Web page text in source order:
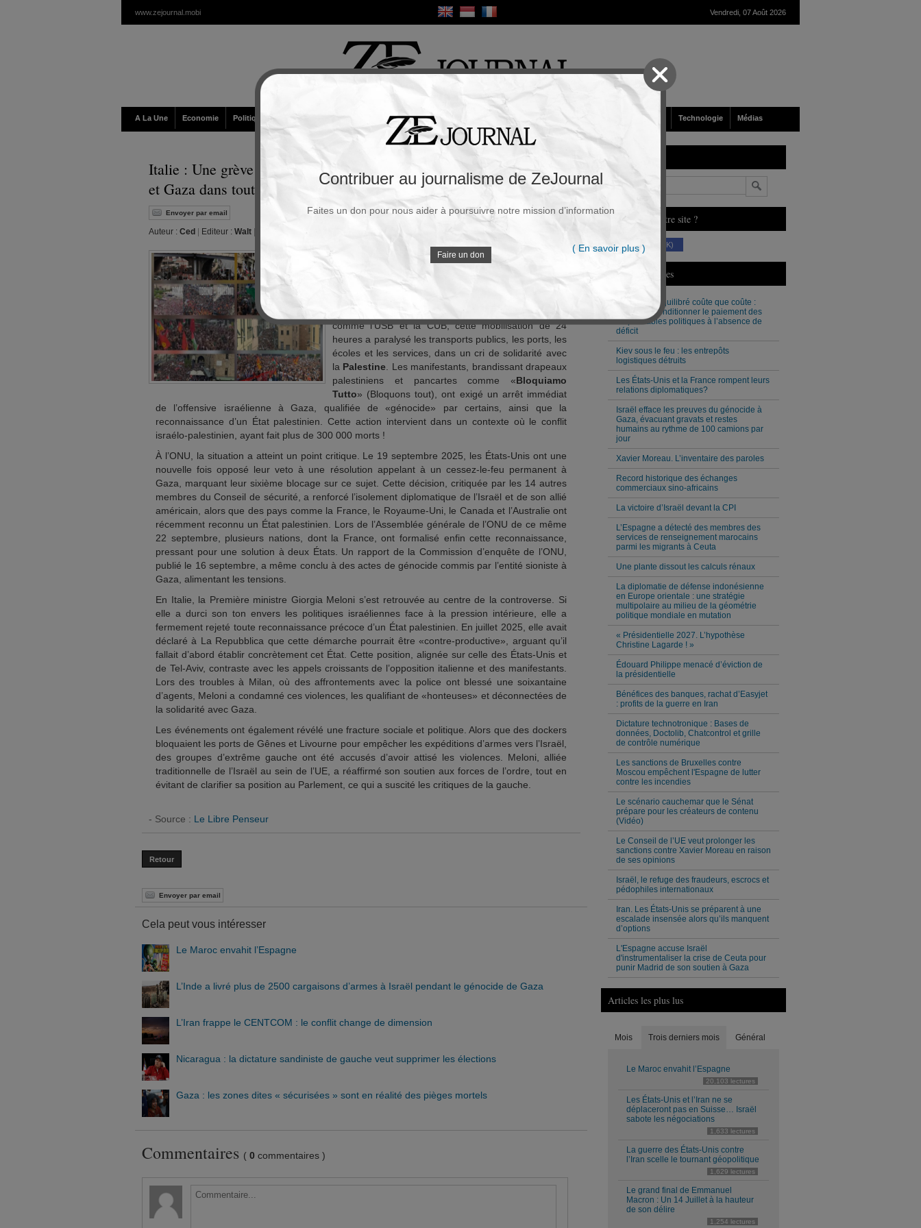
www.zejournal.mobi Vendredi, 07 Août 2026
A La Une Economie Politique / Géopolitique Religion Sport France / Europe Société Technologie Médias
Italie : Une grève historique et des manifs monstres pour la Palestine
et Gaza dans tout le pays
Envoyer par email Souscrire à la newsletter
Auteur : Ced Editeur : Walt
Le 22 septembre 2025, l’Italie a été le théâtre d’une
grève générale sans précédent et historique,
mobilisant des dizaines de milliers de travailleurs
par Bologne et Gênes. Organisée par des syndicats
comme l’USB et la CUB, cette mobilisation de 24
heures a paralysé les transports publics, les ports, les
écoles et les services, dans un cri de solidarité avec
la Palestine . Les manifestants, brandissant drapeaux
palestiniens et pancartes comme «Bloquiamo
Tutto» (Bloquons tout), ont exigé un arrêt immédiat
de l’offensive israélienne à Gaza, qualifiée de «génocide» par certains, ainsi que la
reconnaissance d’un État palestinien. Cette action intervient dans un contexte où le conflit
israélo-palestinien, ayant fait plus de 300 000 morts !
À l’ONU, la situation a atteint un point critique. Le 19 septembre 2025, les États-Unis ont une
nouvelle fois opposé leur veto à une résolution appelant à un cessez-le-feu permanent à
Gaza, marquant leur sixième blocage sur ce sujet. Cette décision, critiquée par les 14 autres
membres du Conseil de sécurité, a renforcé l’isolement diplomatique de l’Israël et de son allié
américain, alors que des pays comme la France, le Royaume-Uni, le Canada et l’Australie ont
récemment reconnu un État palestinien. Lors de l’Assemblée générale de l’ONU de ce même
22 septembre, plusieurs nations, dont la France, ont formalisé enfin cette reconnaissance,
pressant pour une solution à deux États. Un rapport de la Commission d’enquête de l’ONU,
publié le 16 septembre, a même conclu à des actes de génocide commis par l’entité sioniste à
Gaza, alimentant les tensions.
En Italie, la Première ministre Giorgia Meloni s’est retrouvée au centre de la controverse. Si
elle a durci son ton envers les politiques israéliennes face à la pression intérieure, elle a
fermement rejeté toute reconnaissance précoce d’un État palestinien. En juillet 2025, elle avait
déclaré à La Repubblica que cette démarche pourrait être «contre-productive», arguant qu’il
fallait d’abord établir concrètement cet État. Cette position, alignée sur celle des États-Unis et
de Tel-Aviv, contraste avec les appels croissants de l’opposition italienne et des manifestants.
Lors des troubles à Milan, où des affrontements avec la police ont blessé une soixantaine
d’agents, Meloni a condamné ces violences, les qualifiant de «honteuses» et déconnectées de
la solidarité avec Gaza.
Les événements ont également révélé une fracture sociale et politique. Alors que des dockers
bloquaient les ports de Gênes et Livourne pour empêcher les expéditions d’armes vers l’Israël,
des groupes d’extrême gauche ont été accusés d’avoir attisé les violences. Meloni, alliée
traditionnelle de l’Israël au sein de l’UE, a réaffirmé son soutien aux forces de l’ordre, tout en
évitant de clarifier sa position au Parlement, ce qui a suscité les critiques de la gauche.
- Source : Le Libre Penseur
Retour
Envoyer par email
Cela peut vous intéresser
Le Maroc envahit l’Espagne
L’Inde a livré plus de 2500 cargaisons d’armes à Israël pendant le génocide de Gaza
L’Iran frappe le CENTCOM : le conflit change de dimension
Nicaragua : la dictature sandiniste de gauche veut supprimer les élections
Gaza : les zones dites « sécurisées » sont en réalité des pièges mortels
Commentaires ( 0 commentaires )
Vous aimez notre site ?
(230 K)
Derniers Articles
Un budget équilibré coûte que coûte :
Milei veut conditionner le paiement des
responsables politiques à l’absence de
déficit
Kiev sous le feu : les entrepôts
logistiques détruits
Les États-Unis et la France rompent leurs
relations diplomatiques?
Israël efface les preuves du génocide à
Gaza, évacuant gravats et restes
humains au rythme de 100 camions par
jour
Xavier Moreau. L’inventaire des paroles
Record historique des échanges
commerciaux sino-africains
La victoire d’Israël devant la CPI
L’Espagne a détecté des membres des
services de renseignement marocains
parmi les migrants à Ceuta
Une plante dissout les calculs rénaux
La diplomatie de défense indonésienne
en Europe orientale : une stratégie
multipolaire au milieu de la géométrie
politique mondiale en mutation
« Présidentielle 2027. L’hypothèse
Christine Lagarde ! »
Édouard Philippe menacé d’éviction de
la présidentielle
Bénéfices des banques, rachat d’Easyjet
: profits de la guerre en Iran
Dictature technotronique : Bases de
données, Doctolib, Chatcontrol et grille
de contrôle numérique
Les sanctions de Bruxelles contre
Moscou empêchent l'Espagne de lutter
contre les incendies
Le scénario cauchemar que le Sénat
prépare pour les créateurs de contenu
(Vidéo)
Le Conseil de l’UE veut prolonger les
sanctions contre Xavier Moreau en raison
de ses opinions
Israël, le refuge des fraudeurs, escrocs et
pédophiles internationaux
Iran. Les États-Unis se préparent à une
escalade insensée alors qu’ils manquent
d’options
L'Espagne accuse Israël
d'instrumentaliser la crise de Ceuta pour
punir Madrid de son soutien à Gaza
Articles les plus lus
Mois Trois derniers mois Général
Le Maroc envahit l’Espagne
20,103 lectures
Les États-Unis et l’Iran ne se
déplaceront pas en Suisse… Israël
sabote les négociations
1,633 lectures
La guerre des États-Unis contre
l’Iran scelle le tournant géopolitique
1,629 lectures
Le grand final de Emmanuel
Macron : Un 14 Juillet à la hauteur
de son délire
1,254 lectures
Contribuer au journalisme de ZeJournal
Faites un don pour nous aider à poursuivre notre mission d’information
Faire un don
( En savoir plus )